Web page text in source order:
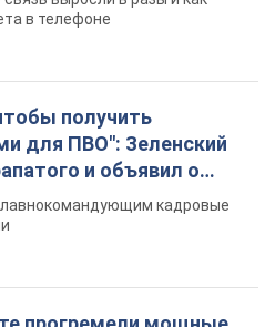
в телефоне
получить
для ПВО": Зеленский
и объявил о
кадровые